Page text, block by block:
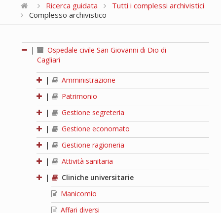
Ricerca guidata
Tutti i complessi archivistici
Complesso archivistico
|
Ospedale civile San Giovanni di Dio di
Cagliari
|
Amministrazione
|
Patrimonio
|
Gestione segreteria
|
Gestione economato
|
Gestione ragioneria
|
Attività sanitaria
|
Cliniche universitarie
Manicomio
Affari diversi